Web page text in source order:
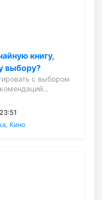
книгу,
выбору?
с выбором
Кино